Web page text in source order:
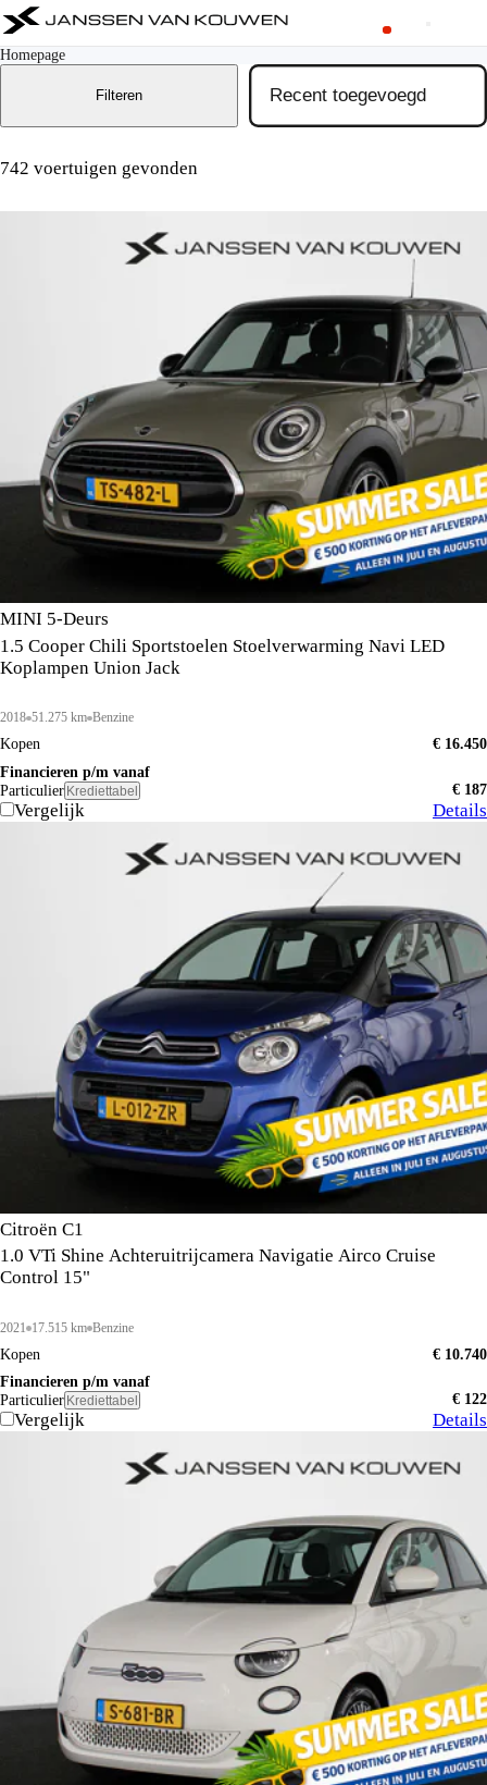
Homepage
742 voertuigen gevonden
Filteren
MINI 5-Deurs
1.5 Cooper Chili Sportstoelen Stoelverwarming Navi LED
Koplampen Union Jack
2018 51.275 km Benzine
Kopen
€ 16.450
Financieren p/m vanaf
Particulier Krediettabel € 187
Vergelijk Details
Citroën C1
1.0 VTi Shine Achteruitrijcamera Navigatie Airco Cruise
Control 15"
2021 17.515 km Benzine
Kopen
€ 10.740
Financieren p/m vanaf
Particulier Krediettabel € 122
Vergelijk Details